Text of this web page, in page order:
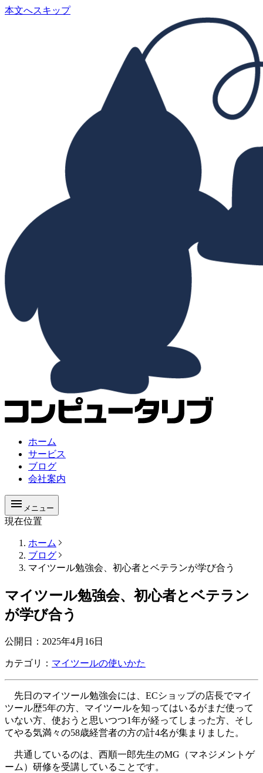
本文へスキップ
ホーム
サービス
ブログ
会社案内
メニュー
現在位置
ホーム
ブログ
マイツール勉強会、初心者とベテランが学び合う
マイツール勉強会、初心者とベテラン
が学び合う
公開日： 2025年4月16日
カテゴリ： マイツールの使いかた
先日のマイツール勉強会には、ECショップの店長でマイ
ツール歴5年の方、マイツールを知ってはいるがまだ使って
いない方、使おうと思いつつ1年が経ってしまった方、そし
てやる気満々の58歳経営者の方の計4名が集まりました。
共通しているのは、西順一郎先生のMG（マネジメントゲ
ーム）研修を受講していることです。